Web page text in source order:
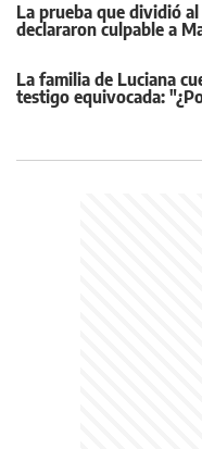
La prueba que dividió
declararon culpable a
La familia de Luciana
testigo equivocada: